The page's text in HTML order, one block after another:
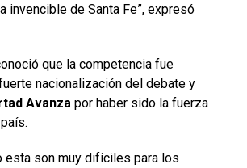
invencible de Santa Fe”, expresó
que la competencia fue
nacionalización del debate y
Avanza por haber sido la fuerza
esta son muy difíciles para los